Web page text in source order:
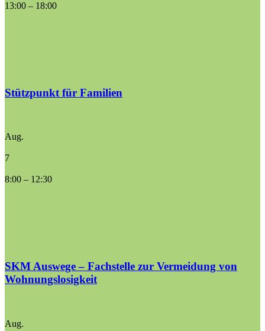
13:00 – 18:00
Stützpunkt für Familien
Aug.
7
8:00 – 12:30
SKM Auswege – Fachstelle zur Vermeidung von
Wohnungslosigkeit
Aug.